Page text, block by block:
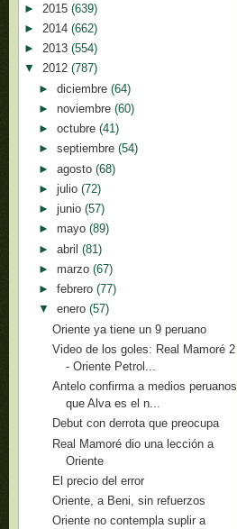
► 2015 (639)
► 2014 (662)
► 2013 (554)
▼ 2012 (787)
► diciembre (64)
► noviembre (60)
► octubre (41)
► septiembre (54)
► agosto (68)
► julio (72)
► junio (57)
► mayo (89)
► abril (81)
► marzo (67)
► febrero (77)
▼ enero (57)
Oriente ya tiene un 9 peruano
Video de los goles: Real Mamoré 2
- Oriente Petrol...
Antelo confirma a medios peruanos
que Alva es el n...
Debut con derrota que preocupa
Real Mamoré dio una lección a
Oriente
El precio del error
Oriente, a Beni, sin refuerzos
Oriente no contempla suplir a